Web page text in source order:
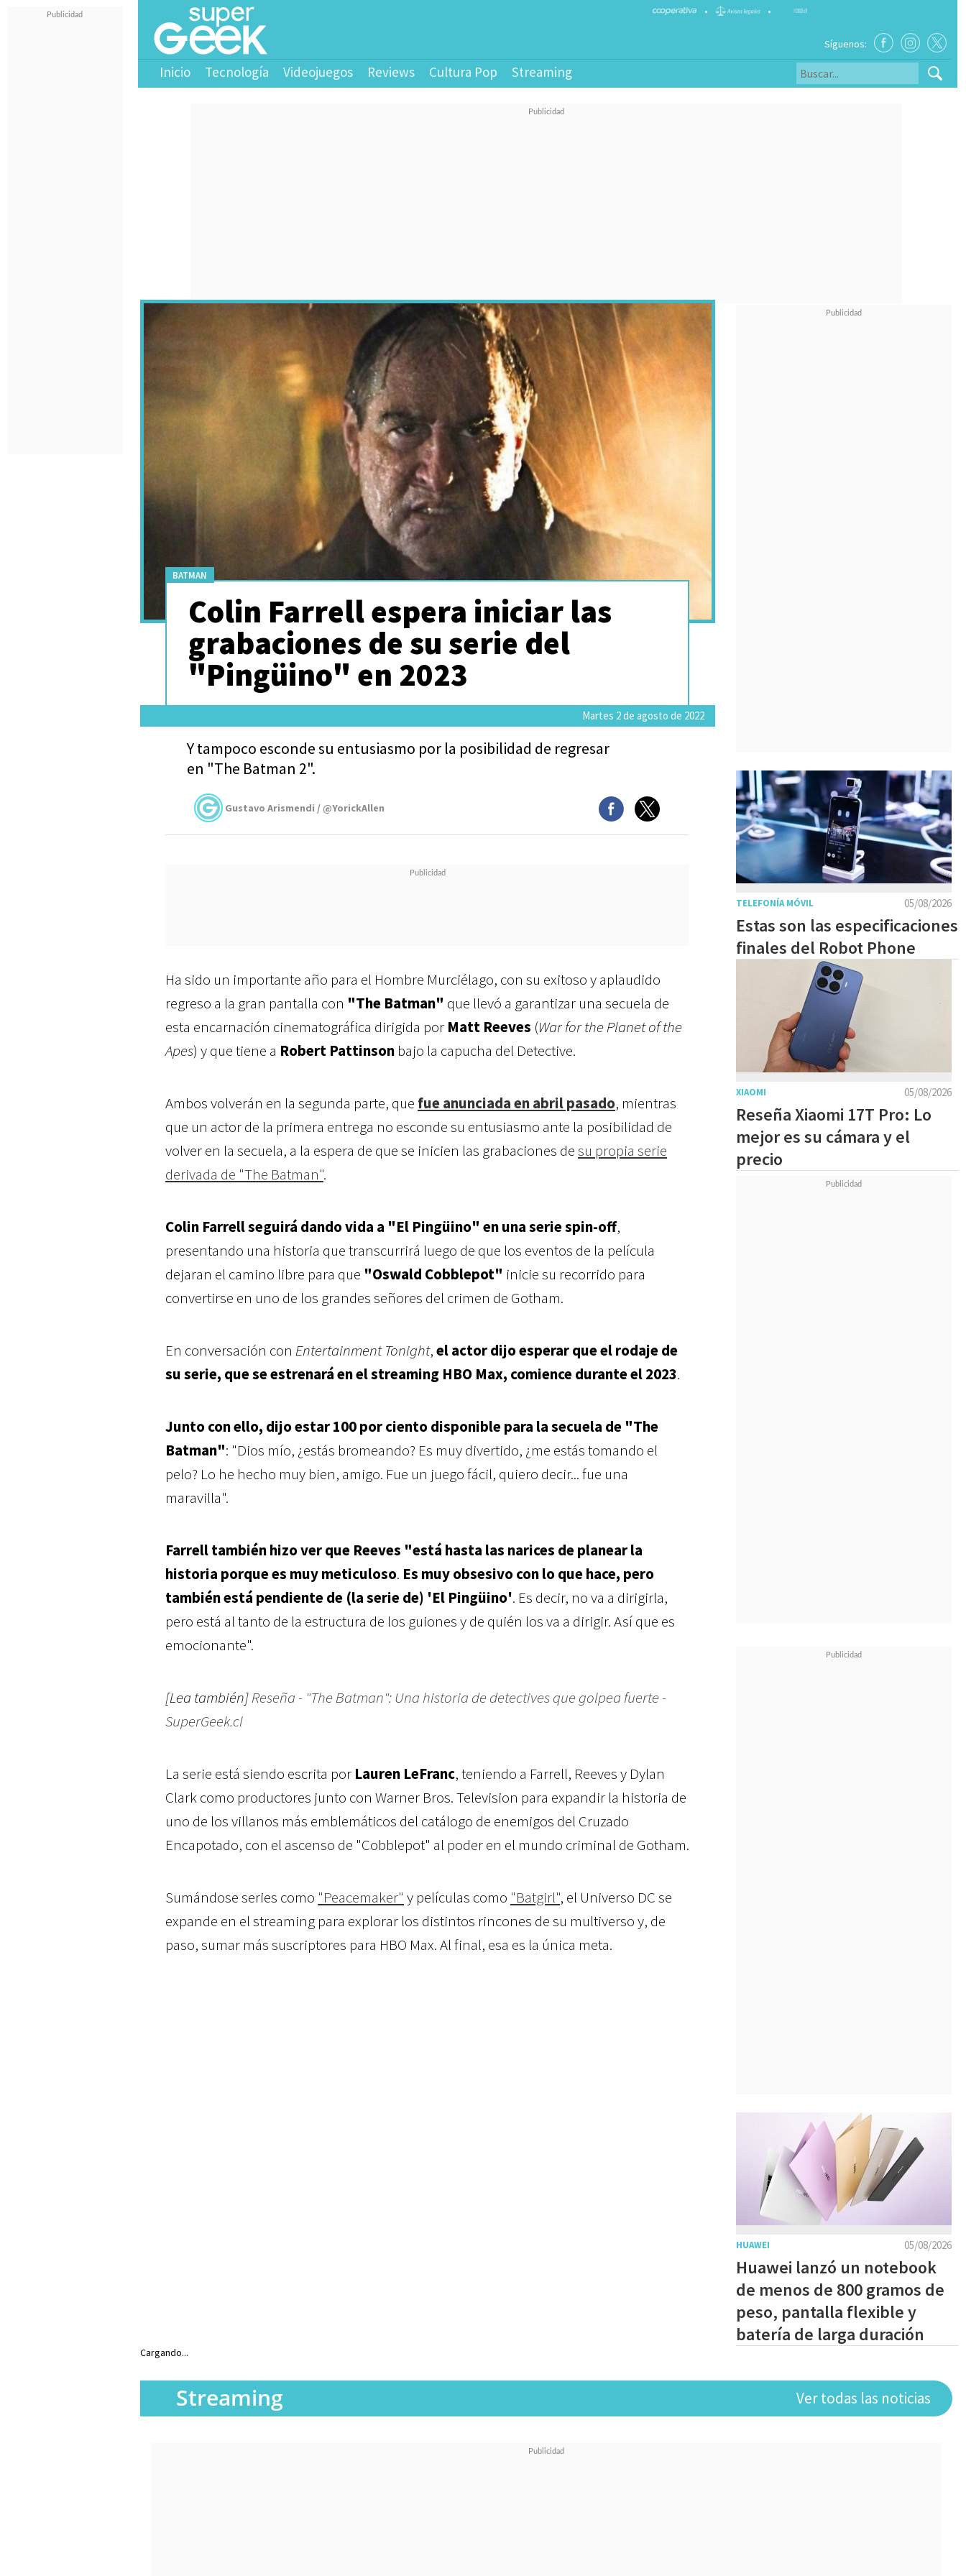
• •
Síguenos:
Inicio Tecnología Videojuegos Reviews Cultura Pop Streaming
BATMAN
Colin Farrell espera iniciar las
grabaciones de su serie del
"Pingüino" en 2023
Martes 2 de agosto de 2022
Y tampoco esconde su entusiasmo por la posibilidad de regresar
en "The Batman 2".
Gustavo Arismendi / @YorickAllen
Ha sido un importante año para el Hombre Murciélago, con su exitoso y aplaudido
regreso a la gran pantalla con "The Batman" que llevó a garantizar una secuela de
esta encarnación cinematográfica dirigida por Matt Reeves (War for the Planet of the
Apes) y que tiene a Robert Pattinson bajo la capucha del Detective.
Ambos volverán en la segunda parte, que fue anunciada en abril pasado, mientras
que un actor de la primera entrega no esconde su entusiasmo ante la posibilidad de
volver en la secuela, a la espera de que se inicien las grabaciones desu propia serie
derivada de "The Batman".
Colin Farrell seguirá dando vida a "El Pingüino" en una serie spin-off,
presentando una historia que transcurrirá luego de que los eventos de la película
dejaran el camino libre para que "Oswald Cobblepot" inicie su recorrido para
convertirse en uno de los grandes señores del crimen de Gotham.
En conversación con Entertainment Tonight,el actor dijo esperar que el rodaje de
su serie, que se estrenará en el streaming HBO Max, comience durante el 2023.
Junto con ello, dijo estar 100 por ciento disponible para la secuela de "The
Batman": "Dios mío, ¿estás bromeando? Es muy divertido, ¿me estás tomando el
pelo? Lo he hecho muy bien, amigo. Fue un juego fácil, quiero decir... fue una
maravilla".
Farrell también hizo ver que Reeves "está hasta las narices de planear la
historia porque es muy meticuloso. Es muy obsesivo con lo que hace, pero
también está pendiente de (la serie de) 'El Pingüino'. Es decir, no va a dirigirla,
pero está al tanto de la estructura de los guiones y de quién los va a dirigir. Así que es
emocionante".
[Lea también]Reseña - "The Batman": Una historia de detectives que golpea fuerte -
SuperGeek.cl
La serie está siendo escrita por Lauren LeFranc, teniendo a Farrell, Reeves y Dylan
Clark como productores junto con Warner Bros. Television para expandir la historia de
uno de los villanos más emblemáticos del catálogo de enemigos del Cruzado
Encapotado, con el ascenso de "Cobblepot" al poder en el mundo criminal de Gotham.
Sumándose series como "Peacemaker" y películas como "Batgirl", el Universo DC se
expande en el streaming para explorar los distintos rincones de su multiverso y, de
paso, sumar más suscriptores para HBO Max. Al final, esa es la única meta.
05/08/2026
TELEFONÍA MÓVIL
Estas son las especificaciones
finales del Robot Phone
05/08/2026
XIAOMI
Reseña Xiaomi 17T Pro: Lo
mejor es su cámara y el
precio
05/08/2026
HUAWEI
Huawei lanzó un notebook
de menos de 800 gramos de
peso, pantalla flexible y
batería de larga duración
Cargando...
Ver todas las noticias
Streaming